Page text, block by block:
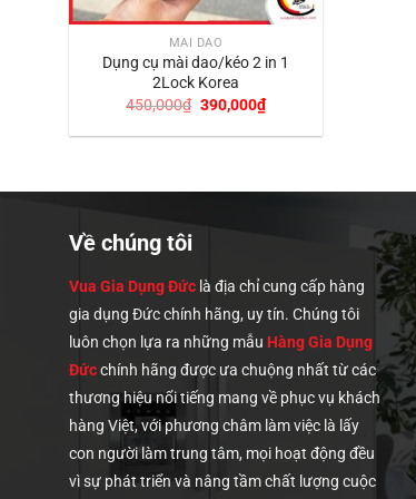
MÀI DAO
Dụng cụ mài dao/kéo 2 in 1
2Lock Korea
450,000₫ Giá
là:
390,000₫Giá
hiện
tại
Về chúng tôi
Vua Gia Dụng Đức là địa chỉ cung cấp hàng
gia dụng Đức chính hãng, uy tín. Chúng tôi
luôn chọn lựa ra những mẫu Hàng Gia Dụng
Đứcchính hãng được ưa chuộng nhất từ các
thương hiệu nổi tiếng mang về phục vụ khách
hàng Việt, với phương châm làm việc là lấy
con người làm trung tâm, mọi hoạt động đều
vì sự phát triển và nâng tầm chất lượng cuộc